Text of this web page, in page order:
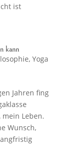
ist
kann
, Yoga
Jahren fing
Leben.
Wunsch,